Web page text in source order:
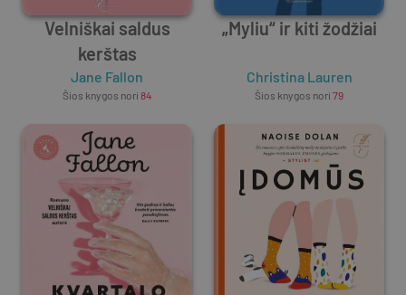
Velniškai saldus
kerštas
Jane Fallon
Šios knygos nori 84
„Myliu“ ir kiti žodžiai
Christina Lauren
Šios knygos nori 79